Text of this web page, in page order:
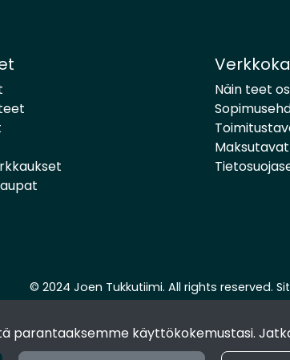
parantaaksemme käyttökokemustasi.
Näin teet
Maksutavat
© 2024 Joen Tukkutiimi. All rights reserved.